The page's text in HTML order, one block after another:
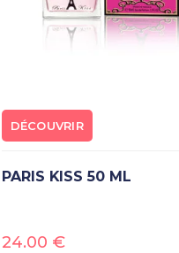
PARIS KISS 50 ML
24.00 €
DÉCOUVRIR